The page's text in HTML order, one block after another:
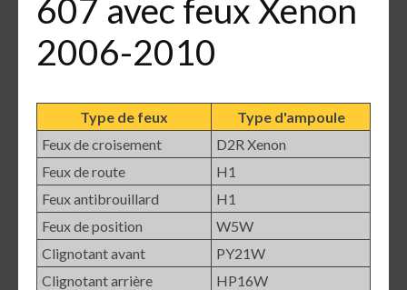
607 avec feux Xenon
2006-2010
Type de feux
Type d'ampoule
Feux de croisement
D2R Xenon
Feux de route
H1
Feux antibrouillard
H1
Feux de position
W5W
Clignotant avant
PY21W
Clignotant arrière
HP16W